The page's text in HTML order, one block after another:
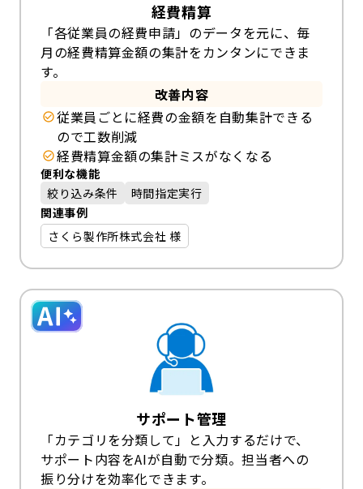
経費精算
「各従業員の経費申請」のデータを元に、毎
月の経費精算金額の集計をカンタンにできま
す。
改善内容
従業員ごとに経費の金額を自動集計できる
ので工数削減
経費精算金額の集計ミスがなくなる
便利な機能
絞り込み条件
時間指定実行
関連事例
さくら製作所株式会社 様
サポート管理
「カテゴリを分類して」と入力するだけで、
サポート内容をAIが自動で分類。担当者への
振り分けを効率化できます。